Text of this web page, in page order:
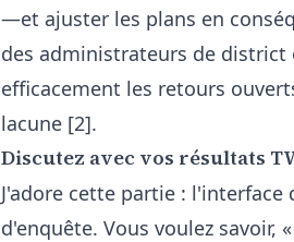
—et ajuster les plans en
des administrateurs de
efficacement les retours
lacune [2].
Discutez avec vos résultats
J'adore cette partie : l'interface
d'enquête. Vous voulez savoir,